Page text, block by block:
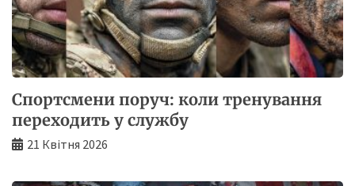
Спортсмени поруч: коли тренування
переходить у службу
21 Квітня 2026